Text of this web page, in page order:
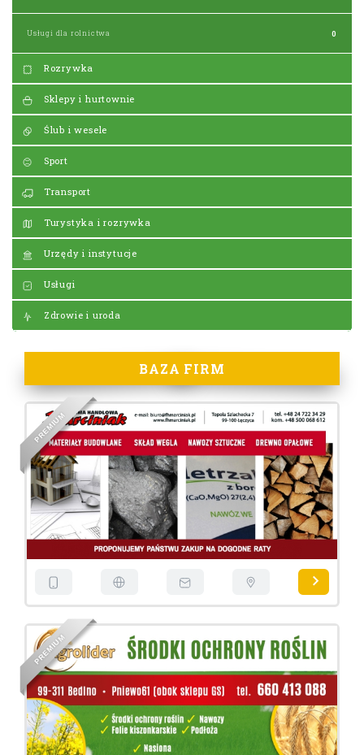
Usługi dla rolnictwa 0
Rozrywka
Sklepy i hurtownie
Ślub i wesele
Sport
Transport
Turystyka i rozrywka
Urzędy i instytucje
Usługi
Zdrowie i uroda
BAZA FIRM
PREM
I
UM
PREM
I
UM